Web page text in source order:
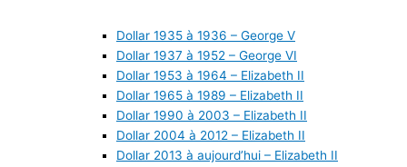
Dollar 1935 à 1936 – George V
Dollar 1937 à 1952 – George VI
Dollar 1953 à 1964 – Elizabeth II
Dollar 1965 à 1989 – Elizabeth II
Dollar 1990 à 2003 – Elizabeth II
Dollar 2004 à 2012 – Elizabeth II
Dollar 2013 à aujourd’hui – Elizabeth II